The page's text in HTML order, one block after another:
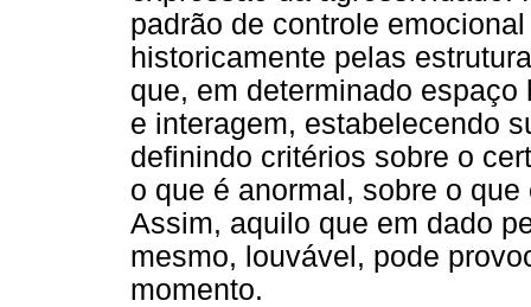
padrão de controle
historicamente pelas
que, em determinado
e interagem, estabelecendo
definindo critérios sobre o
o que é anormal, sobre o
Assim, aquilo que em dado
mesmo, louvável, pode
momento.